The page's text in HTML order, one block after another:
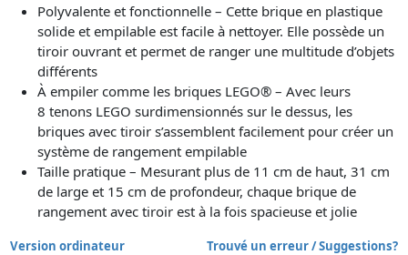
Polyvalente et fonctionnelle – Cette brique en plastique
solide et empilable est facile à nettoyer. Elle possède un
tiroir ouvrant et permet de ranger une multitude d’objets
différents
À empiler comme les briques LEGO® – Avec leurs
8 tenons LEGO surdimensionnés sur le dessus, les
briques avec tiroir s’assemblent facilement pour créer un
système de rangement empilable
Taille pratique – Mesurant plus de 11 cm de haut, 31 cm
de large et 15 cm de profondeur, chaque brique de
rangement avec tiroir est à la fois spacieuse et jolie
Version ordinateur Trouvé un erreur / Suggestions?